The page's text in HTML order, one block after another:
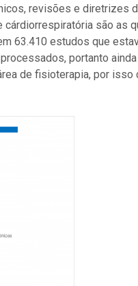
revisões e diretrizes
são as
63.410 estudos que
portanto
de fisioterapia, por